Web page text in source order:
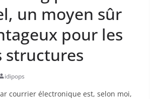
un moyen sûr
pour les
structures
idipops
courrier électronique est, selon moi,